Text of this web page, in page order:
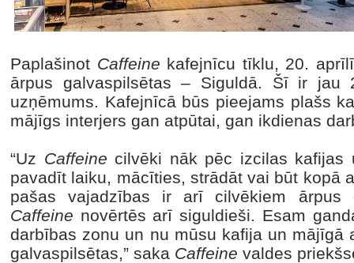
Paplašinot Caffeine kafejnīcu tīklu, 20.
ārpus galvaspilsētas – Siguldā. Šī ir jau
uzņēmums. Kafejnīcā būs pieejams plašs
mājīgs interjers gan atpūtai, gan ikdienas
“Uz Caffeine cilvēki nāk pēc izcilas kafijas
pavadīt laiku, mācīties, strādāt vai būt kopā
pašas vajadzības ir arī cilvēkiem ārpus
Caffeine novērtēs arī siguldieši. Esam
darbības zonu un nu mūsu kafija un mājīgā
galvaspilsētas,” saka Caffeine valdes